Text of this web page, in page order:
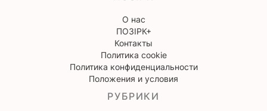
О нас
ПОЗІРК+
Контакты
Политика cookie
Политика конфиденциальности
Положения и условия
РУБРИКИ